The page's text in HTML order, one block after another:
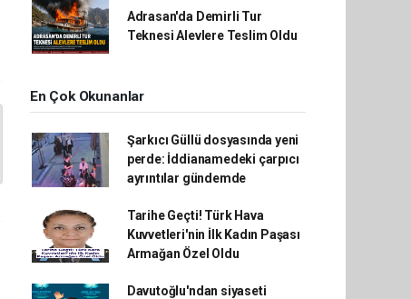
Adrasan'da Demirli Tur
Teknesi Alevlere Teslim Oldu
En Çok Okunanlar
Şarkıcı Güllü dosyasında yeni
perde: İddianamedeki çarpıcı
ayrıntılar gündemde
Tarihe Geçti! Türk Hava
Kuvvetleri'nin İlk Kadın Paşası
Armağan Özel Oldu
Davutoğlu'ndan siyaseti